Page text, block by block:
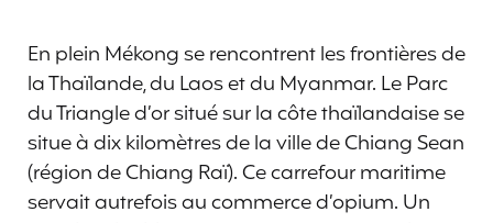
En plein Mékong se rencontrent les frontières de
la Thaïlande, du Laos et du Myanmar. Le Parc
du Triangle d’or situé sur la côte thaïlandaise se
situe à dix kilomètres de la ville de Chiang Sean
(région de Chiang Raï). Ce carrefour maritime
servait autrefois au commerce d’opium. Un